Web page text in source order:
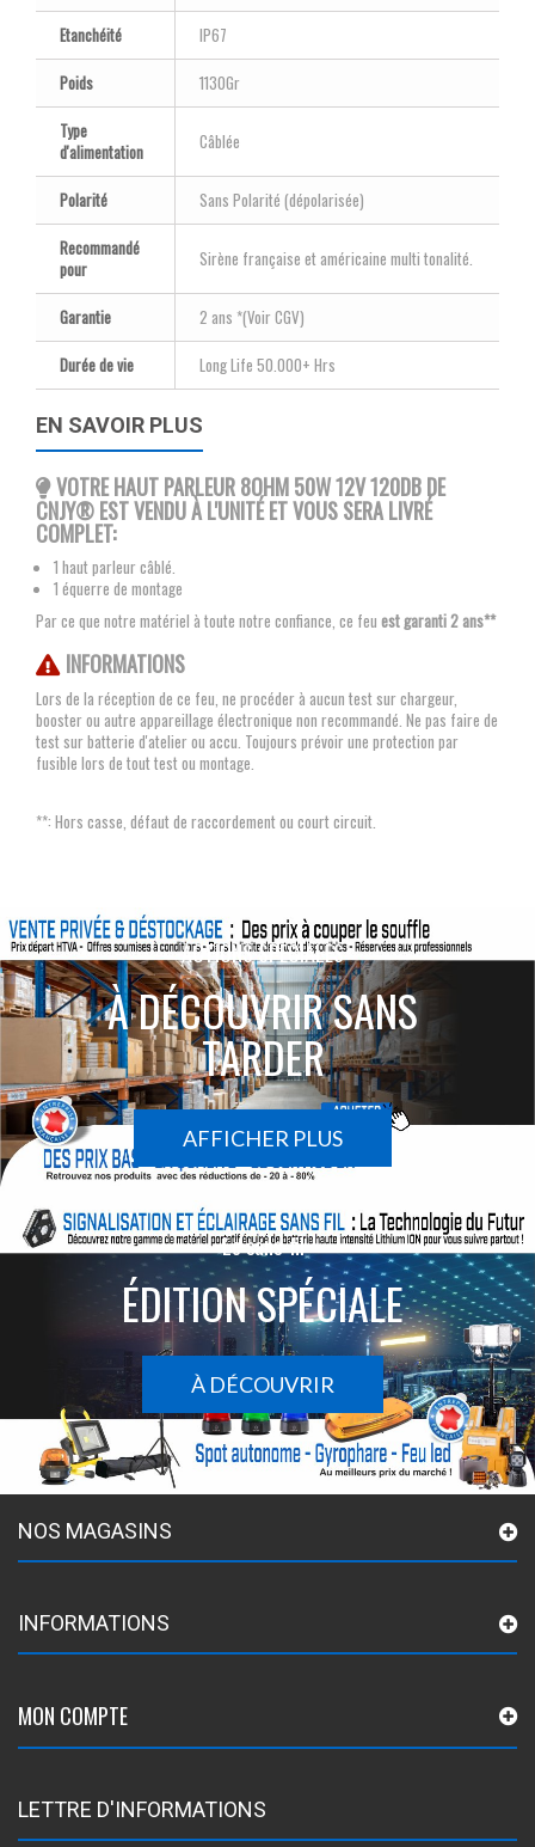
Etanchéité
IP67
Poids
1130Gr
Type
d'alimentation
Câblée
Polarité
Sans Polarité (dépolarisée)
Recommandé
pour
Sirène française et américaine multi tonalité.
Garantie
2 ans *(Voir CGV)
Durée de vie
Long Life 50.000+ Hrs
EN SAVOIR PLUS
VOTRE HAUT PARLEUR 8OHM 50W 12V 120DB DE
CNJY® EST VENDU À L'UNITÉ ET VOUS SERA LIVRÉ
COMPLET:
1 haut parleur câblé.
1 équerre de montage
Par ce que notre matériel à toute notre confiance, ce feu est garanti 2 ans**
INFORMATIONS
Lors de la réception de ce feu, ne procéder à aucun test sur chargeur,
booster ou autre appareillage électronique non recommandé. Ne pas faire de
test sur batterie d'atelier ou accu. Toujours prévoir une protection par
fusible lors de tout test ou montage.
**: Hors casse, défaut de raccordement ou court circuit.
ACTIONS SPÉCIALES
À DÉCOUVRIR SANS
TARDER
AFFICHER PLUS
Le sans-fil
ÉDITION SPÉCIALE
À DÉCOUVRIR
NOS MAGASINS
INFORMATIONS
MON COMPTE
LETTRE D'INFORMATIONS